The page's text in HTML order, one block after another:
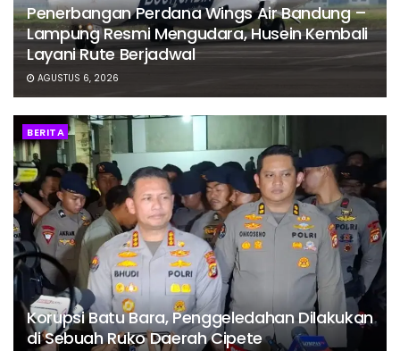
Penerbangan Perdana Wings Air Bandung –
Lampung Resmi Mengudara, Husein Kembali
Layani Rute Berjadwal
AGUSTUS 6, 2026
BERITA
Korupsi Batu Bara, Penggeledahan Dilakukan
di Sebuah Ruko Daerah Cipete